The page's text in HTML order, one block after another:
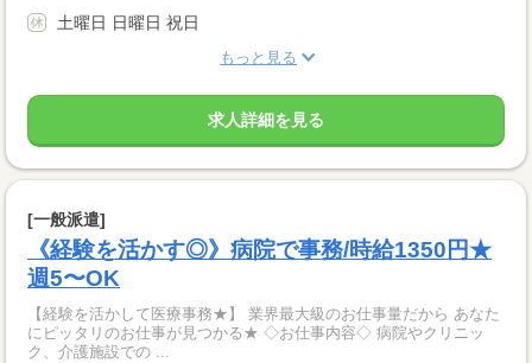
土曜日 日曜日 祝日
もっと見る
求人詳細を見る
[一般派遣]
《経験を活かす◎》病院で事務/時給1350円★
週5〜OK
【経験を活かして医療事務★】 業界最大級のお仕事量だから あなた
にピッタリのお仕事が見つかる★ ◇お仕事内容◇ 病院やクリニッ
ク、介護施設での ...